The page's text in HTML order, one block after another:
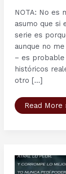
NOTA: No es
asumo que si
serie es
aunque no
– es
históricos
otro […]
Tercera
Temporada
Scarred.
Read More